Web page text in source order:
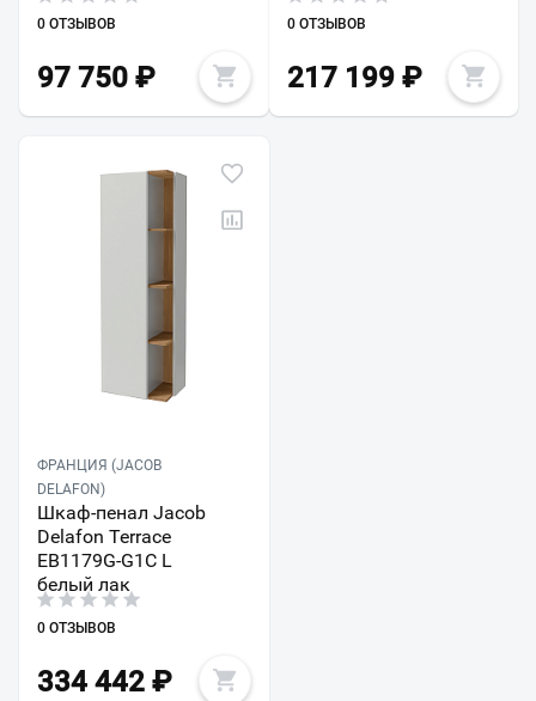
0 ОТЗЫВОВ
97 750 ₽
0 ОТЗЫВОВ
217 199₽
ФРАНЦИЯ (JACOB
DELAFON)
Шкаф-пенал Jacob
Delafon Terrace
EB1179G-G1C L
белый лак
0 ОТЗЫВОВ
334 442 ₽